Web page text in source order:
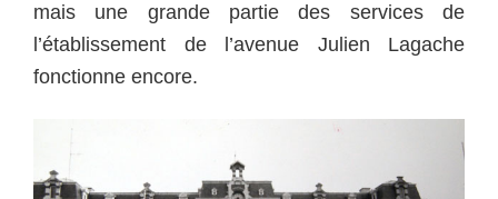
mais une grande partie des services de
l’établissement de l’avenue Julien Lagache
fonctionne encore.